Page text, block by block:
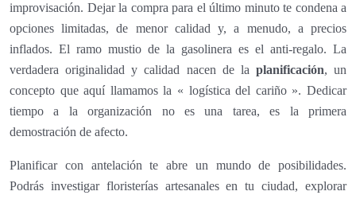
improvisación. Dejar la compra para el último minuto te condena a
opciones limitadas, de menor calidad y, a menudo, a precios
inflados. El ramo mustio de la gasolinera es el anti-regalo. La
verdadera originalidad y calidad nacen de la planificación, un
concepto que aquí llamamos la « logística del cariño ». Dedicar
tiempo a la organización no es una tarea, es la primera
demostración de afecto.
Planificar con antelación te abre un mundo de posibilidades.
Podrás investigar floristerías artesanales en tu ciudad, explorar